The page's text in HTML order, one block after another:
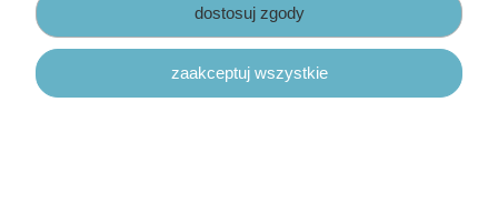
pokaż pełną wersję strony
Sklep internetowy Shoper.pl
dostosuj zgody
zaakceptuj wszystkie